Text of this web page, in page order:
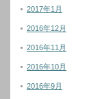
2017年1月
2016年12月
2016年11月
2016年10月
2016年9月